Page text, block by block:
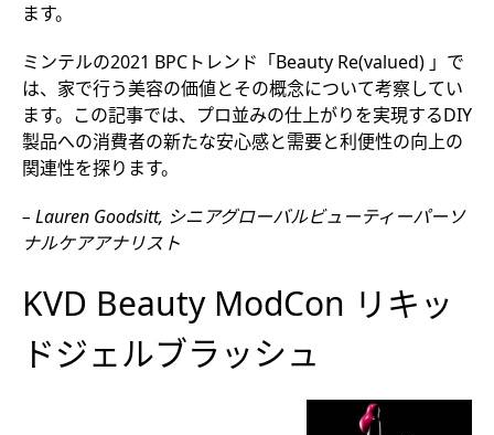
ます。
ミンテルの2021 BPCトレンド「Beauty Re(valued) 」で
は、家で行う美容の価値とその概念について考察してい
ます。この記事では、プロ並みの仕上がりを実現するDIY
製品への消費者の新たな安心感と需要と利便性の向上の
関連性を探ります。
– Lauren Goodsitt, シニアグローバルビューティーパーソ
ナルケアアナリスト
KVD Beauty ModCon リキッ
ドジェルブラッシュ